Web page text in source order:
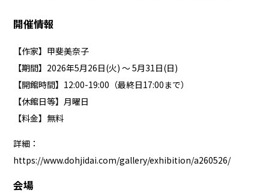
開催情報
【作家】甲斐美奈子
【期間】2026年5月26日(火) ～ 5月31日(日)
【開館時間】12:00-19:00（最終日17:00まで）
【休館日等】月曜日
【料金】無料
詳細：
https://www.dohjidai.com/gallery/exhibition/a260526/
会場